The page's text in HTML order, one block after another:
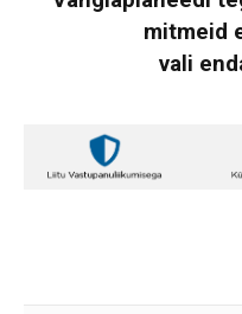
mitmeid
vali